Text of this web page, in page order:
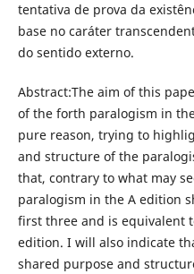
tentativa de prova da
base no caráter
do sentido externo.
Abstract:The aim of this
of the forth paralogism in
pure reason, trying to
and structure of the
that, contrary to what may
paralogism in the A edition
first three and is equivalent
edition. I will also indicate
shared purpose and